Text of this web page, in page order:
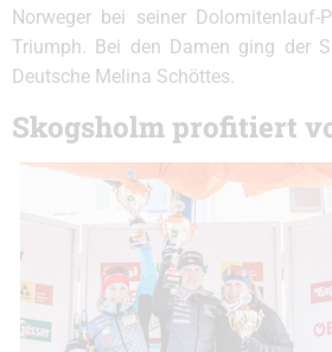
Norweger bei seiner Dolomitenlauf-
Triumph. Bei den Damen ging der
Deutsche Melina Schöttes.
Skogsholm profitiert